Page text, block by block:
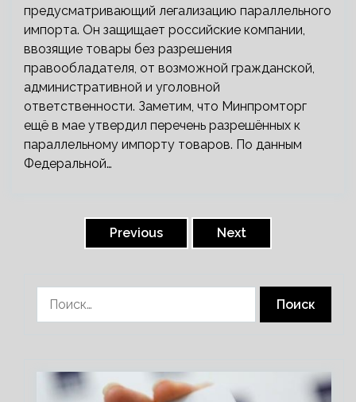
предусматривающий легализацию параллельного
импорта. Он защищает российские компании,
ввозящие товары без разрешения
правообладателя, от возможной гражданской,
административной и уголовной
ответственности. Заметим, что Минпромторг
ещё в мае утвердил перечень разрешённых к
параллельному импорту товаров. По данным
Федеральной…
Previous Next